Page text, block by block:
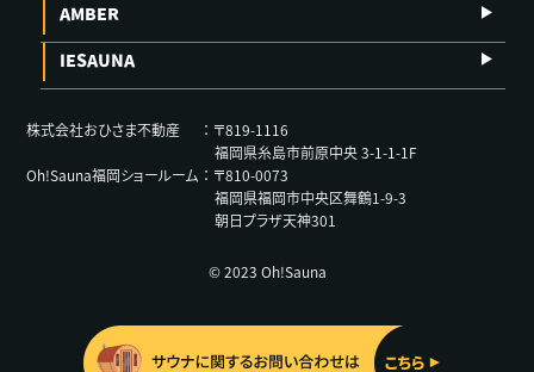
AMBER
IESAUNA
株式会社おひさま不動産
〒819-1116
福岡県糸島市前原中央 3-1-1-1F
Oh!Sauna福岡ショールーム
〒810-0073
福岡県福岡市中央区舞鶴1-9-3
朝日プラザ天神301
© 2023 Oh!Sauna